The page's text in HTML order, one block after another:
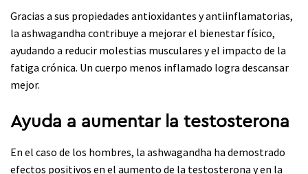
Gracias a sus propiedades antioxidantes y antiinflamatorias,
la ashwagandha contribuye a mejorar el bienestar físico,
ayudando a reducir molestias musculares y el impacto de la
fatiga crónica. Un cuerpo menos inflamado logra descansar
mejor.
Ayuda a aumentar la testosterona
En el caso de los hombres, la ashwagandha ha demostrado
efectos positivos en el aumento de la testosterona y en la